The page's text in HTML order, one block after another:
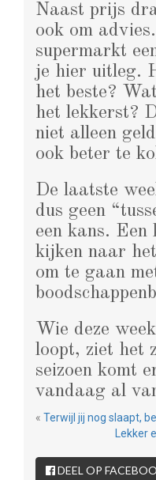
Naast prijs
ook om
supermarkt
je hier uitleg.
het beste?
het lekkerst?
niet alleen
ook beter te
De laatste
dus geen
een kans.
kijken naar
om te gaan
Wie deze
loopt, ziet het
seizoen komt
vandaag al
« Terwijl jij nog slaapt,
Lekker
DEEL OP